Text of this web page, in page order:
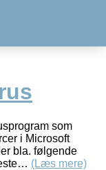
som
i Microsoft
bla. følgende
(Læs mere)